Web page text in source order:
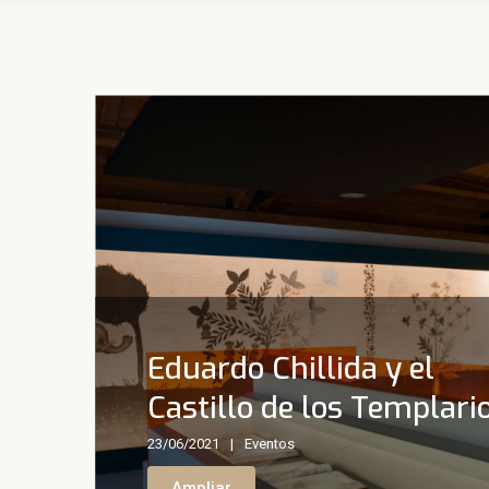
Eduardo Chillida y el
Castillo de los
23/06/2021 Eventos